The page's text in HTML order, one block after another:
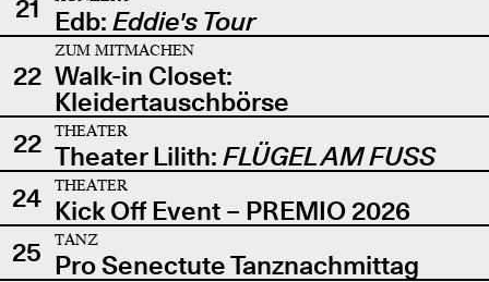
21 Edb: Eddie's Tour
22
ZUM MITMACHEN
Walk-in Closet:
Kleidertauschbörse
22
THEATER
Theater Lilith: FLÜGEL AM FUSS
24
THEATER
Kick Off Event – PREMIO 2026
25
TANZ
Pro Senectute Tanznachmittag